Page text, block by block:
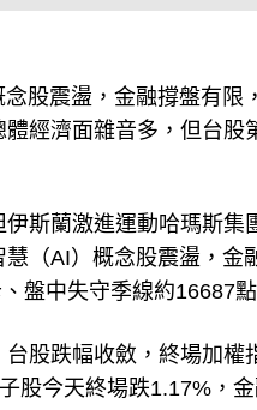
股震盪，金融撐盤有限
經濟面雜音多，但台股
斯蘭激進運動哈瑪斯
（AI）概念股震盪，
盤中失守季線約16687
台股跌幅收斂，終場加
股今天終場跌1.17%，